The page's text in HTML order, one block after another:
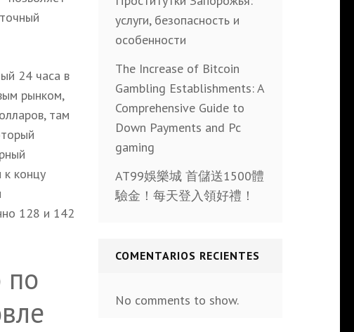
24 часа в
рынком,
там
к концу
128 и 142
по
услуги, безопасность и
особенности
The Increase of Bitcoin
Gambling Establishments: A
Comprehensive Guide to
Down Payments and Pc
gaming
AT99娛樂城 首儲送1500體
驗金！每天登入領好禮！
COMENTARIOS RECIENTES
No comments to show.